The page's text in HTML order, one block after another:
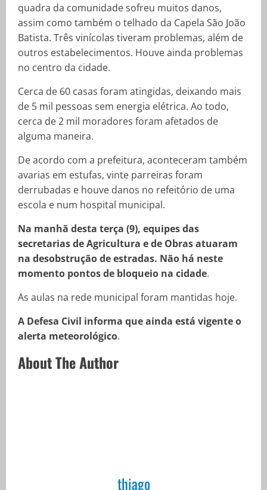
quadra da comunidade sofreu muitos danos,
assim como também o telhado da Capela São João
Batista. Três vinícolas tiveram problemas, além de
outros estabelecimentos. Houve ainda problemas
no centro da cidade.
Cerca de 60 casas foram atingidas, deixando mais
de 5 mil pessoas sem energia elétrica. Ao todo,
cerca de 2 mil moradores foram afetados de
alguma maneira.
De acordo com a prefeitura, aconteceram também
avarias em estufas, vinte parreiras foram
derrubadas e houve danos no refeitório de uma
escola e num hospital municipal.
Na manhã desta terça (9), equipes das
secretarias de Agricultura e de Obras atuaram
na desobstrução de estradas. Não há neste
momento pontos de bloqueio na cidade.
As aulas na rede municipal foram mantidas hoje.
A Defesa Civil informa que ainda está vigente o
alerta meteorológico.
About The Author
thiago